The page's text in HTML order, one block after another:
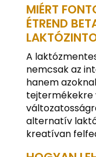
MIÉRT
ÉTREND
A
nemcsak az
hanem
tejtermékekre
alternatív
kreatívan